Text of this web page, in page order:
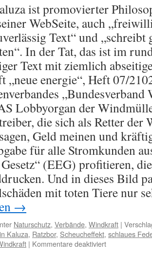
ist promovierter
WebSeite, auch
Text“ und „schreibt
In der Tat, das ist im
Text mit ziemlich
„neue energie“, Heft 07/
Lobbyorgan der
die sich als Retter der
Geld meinen und
für alle Stromkunden
(EEG) profitieren,
Und in dieses Bild
mit toten Tiere nur
→
Naturschutz, Verbände, Windkraft |
Kaluza, Ratzbor, Scheucheffekt, schlaues
| Kommentare deaktiviertfür